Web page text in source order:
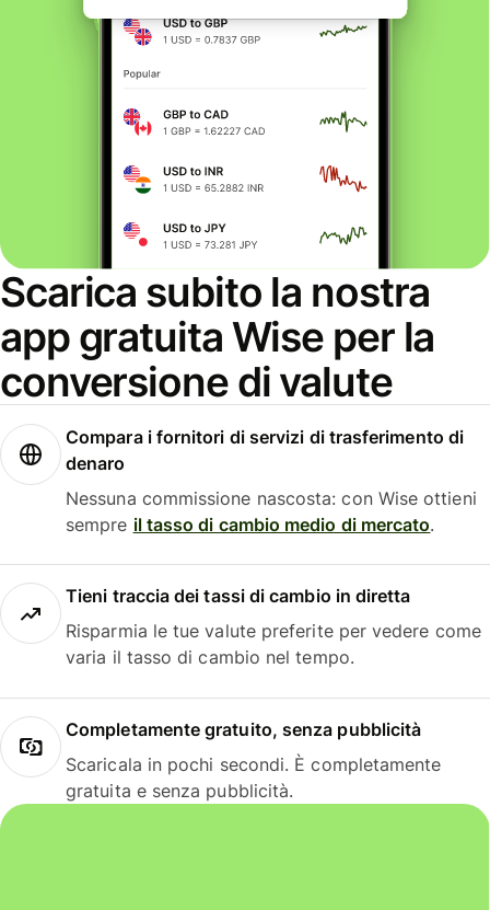
Scarica subito la nostra
app gratuita Wise per la
conversione di valute
Compara i fornitori di servizi di trasferimento di
denaro
Nessuna commissione nascosta: con Wise ottieni
sempre il tasso di cambio medio di mercato.
Tieni traccia dei tassi di cambio in diretta
Risparmia le tue valute preferite per vedere come
varia il tasso di cambio nel tempo.
Completamente gratuito, senza pubblicità
Scaricala in pochi secondi. È completamente
gratuita e senza pubblicità.